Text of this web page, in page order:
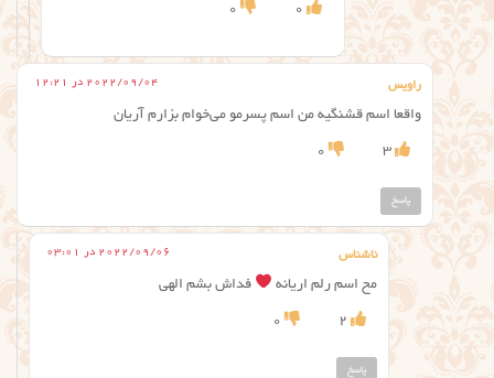
0
0
راویس 2022/09/04 در 12:21
واقعا اسم قشنگیه من اسم پسرمو می‌خوام بزارم آریان
3
0
پاسخ
ناشناس 2022/09/06 در 03:01
مح اسم رلم اریانه فداش بشم الهی
2
0
پاسخ